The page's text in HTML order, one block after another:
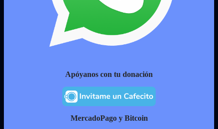
Apóyanos con tu donación
MercadoPago y Bitcoin